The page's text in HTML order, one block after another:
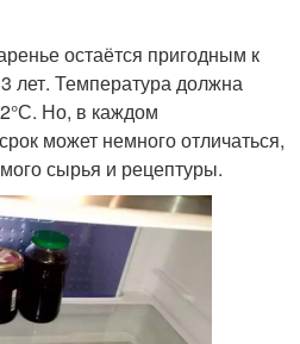
остаётся пригодным к
лет. Температура должна
Но, в каждом
может немного отличаться,
сырья и рецептуры.